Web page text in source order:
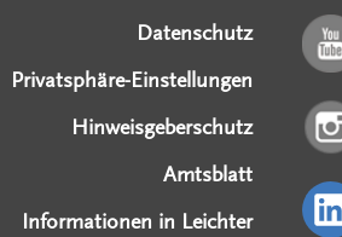
Datenschutz
Privatsphäre-Einstellungen
Hinweisgeberschutz
Amtsblatt
Informationen in Leichter